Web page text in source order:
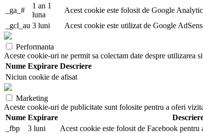
_ga_#
1 an 1
luna
Acest cookie este folosit de Google
_gcl_au 3 luni Acest cookie este utilizat de Google
Performanta
Aceste cookie-uri ne permit sa colectam date despre utilizarea
Nume Expirare Descriere
Niciun cookie de afisat
Marketing
Aceste cookie-uri de publicitate sunt folosite pentru a oferi
Nume Expirare
_fbp
3 luni Acest cookie este folosit de Facebook